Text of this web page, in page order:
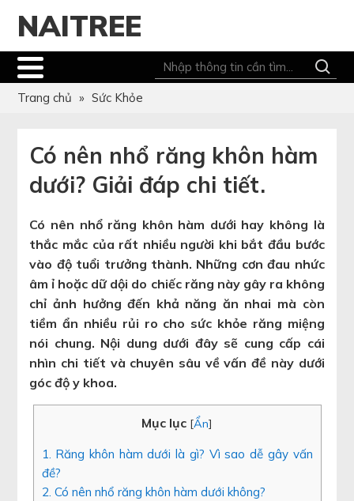
NAITREE
Trang chủ » Sức Khỏe
Có nên nhổ răng khôn hàm
dưới? Giải đáp chi tiết.
Có nên nhổ răng khôn hàm dưới hay không là
thắc mắc của rất nhiều người khi bắt đầu bước
vào độ tuổi trưởng thành. Những cơn đau nhức
âm ỉ hoặc dữ dội do chiếc răng này gây ra không
chỉ ảnh hưởng đến khả năng ăn nhai mà còn
tiềm ẩn nhiều rủi ro cho sức khỏe răng miệng
nói chung. Nội dung dưới đây sẽ cung cấp cái
nhìn chi tiết và chuyên sâu về vấn đề này dưới
góc độ y khoa.
Mục lục [Ẩn]
1. Răng khôn hàm dưới là gì? Vì sao dễ gây vấn
đề?
2. Có nên nhổ răng khôn hàm dưới không?